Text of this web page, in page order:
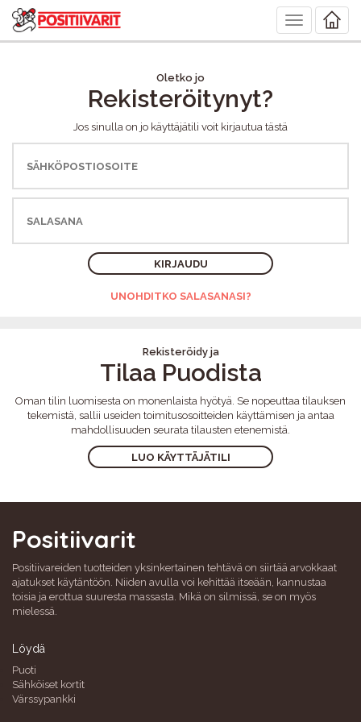
Toggle
navigation
Oletko jo
Rekisteröitynyt?
Jos sinulla on jo käyttäjätili voit kirjautua tästä
KIRJAUDU
UNOHDITKO SALASANASI?
Rekisteröidy ja
Tilaa Puodista
Oman tilin luomisesta on monenlaista hyötyä. Se nopeuttaa tilauksen
tekemistä, sallii useiden toimitusosoitteiden käyttämisen ja antaa
mahdollisuuden seurata tilausten etenemistä.
LUO KÄYTTÄJÄTILI
Positiivarit
Positiivareiden tuotteiden yksinkertainen tehtävä on siirtää arvokkaat
ajatukset käytäntöön. Niiden avulla voi kehittää itseään, kannustaa
toisia ja erottua suuresta massasta. Mikä on silmissä, se on myös
mielessä.
Löydä
Puoti
Sähköiset kortit
Värssypankki